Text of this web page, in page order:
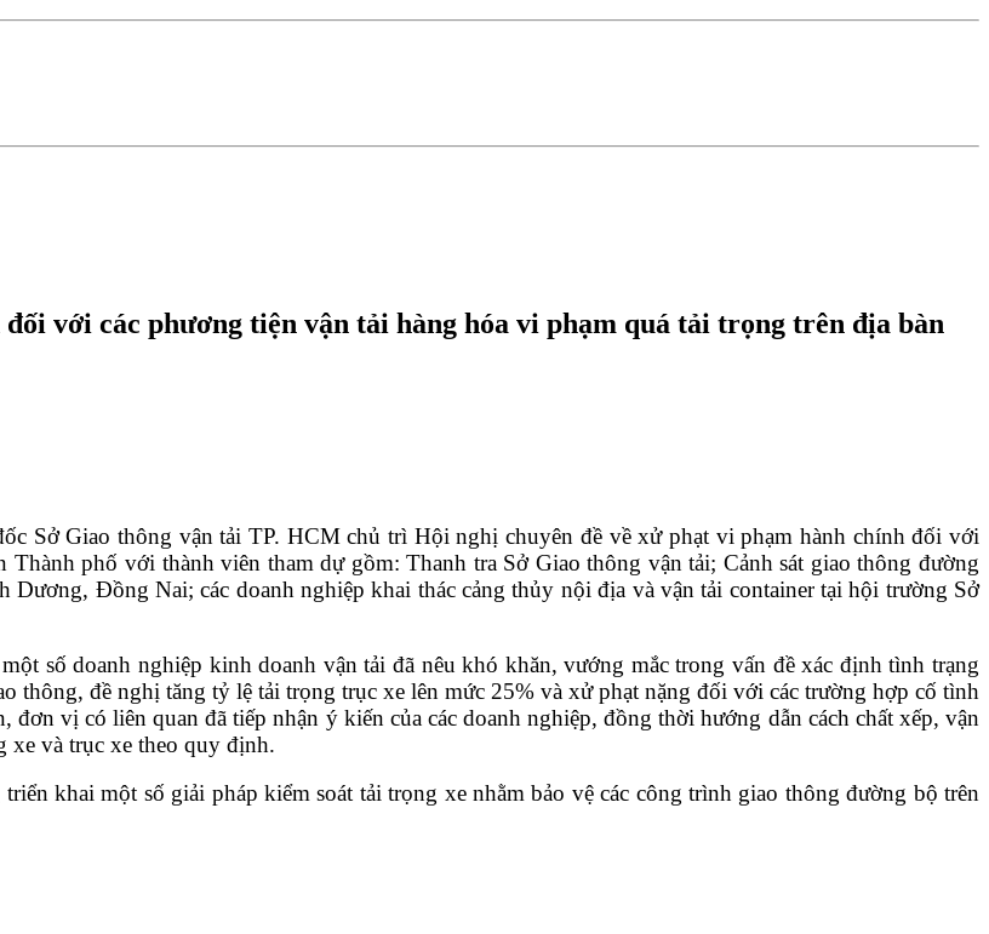
với các phương tiện vận tải hàng hóa vi phạm quá tải trọng trên địa bàn
Sở Giao thông vận tải TP. HCM chủ trì Hội nghị chuyên đề về xử phạt vi phạm hành chính đối với
Thành phố với thành viên tham dự gồm: Thanh tra Sở Giao thông vận tải; Cảnh sát giao thông đường
Đồng Nai; các doanh nghiệp khai thác cảng thủy nội địa và vận tải containertại hội trường Sở
số doanh nghiệp kinh doanh vận tải đã nêu khó khăn, vướng mắc trong vấn đề xác định tình trạng
thông, đề nghị tăng tỷ lệ tải trọng trục xe lên mức 25% và xử phạt nặng đối với các trường hợp cố tình
vị có liên quan đã tiếp nhận ý kiến của các doanh nghiệp, đồng thời hướng dẫn cách chất xếp, vận
xe và trục xe theo quy định.
triển khai một số giải pháp kiểm soát tải trọng xe nhằm bảo vệ các công trình giao thông đường bộ trên